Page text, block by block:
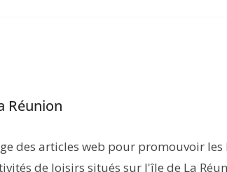
Réunion
des articles web pour promouvoir les
de loisirs situés sur l'île de La